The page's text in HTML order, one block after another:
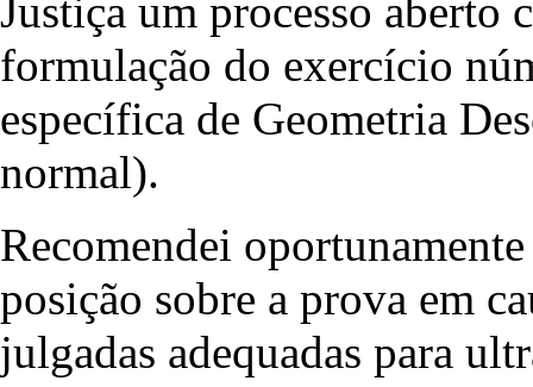
Justiça um processo aberto
formulação do exercício
específica de Geometria
normal).
Recomendei
posição sobre a prova em
julgadas adequadas para